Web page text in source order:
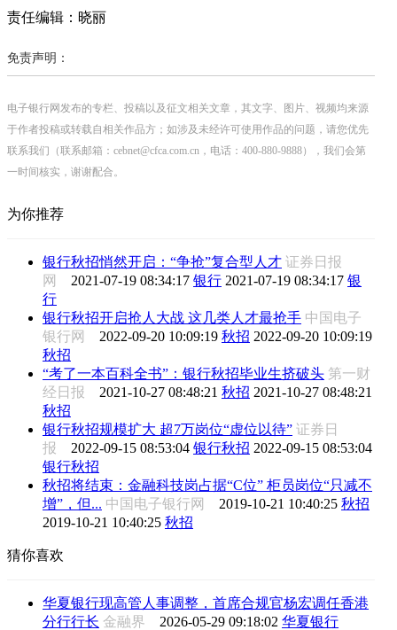
责任编辑：晓丽
免责声明：
电子银行网发布的专栏、投稿以及征文相关文章，其文字、图片、视频均来源
于作者投稿或转载自相关作品方；如涉及未经许可使用作品的问题，请您优先
联系我们（联系邮箱：cebnet@cfca.com.cn，电话：400-880-9888），我们会第
一时间核实，谢谢配合。
为你推荐
银行秋招悄然开启：“争抢”复合型人才 证券日报
网 2021-07-19 08:34:17 银行 2021-07-19 08:34:17 银
行
银行秋招开启抢人大战 这几类人才最抢手 中国电子
银行网 2022-09-20 10:09:19 秋招 2022-09-20 10:09:19
秋招
“考了一本百科全书”：银行秋招毕业生挤破头 第一财
经日报 2021-10-27 08:48:21 秋招 2021-10-27 08:48:21
秋招
银行秋招规模扩大 超7万岗位“虚位以待” 证券日
报 2022-09-15 08:53:04 银行秋招 2022-09-15 08:53:04
银行秋招
秋招将结束：金融科技岗占据“C位” 柜员岗位“只减不
增”，但... 中国电子银行网 2019-10-21 10:40:25 秋招
2019-10-21 10:40:25 秋招
猜你喜欢
华夏银行现高管人事调整，首席合规官杨宏调任香港
分行行长 金融界 2026-05-29 09:18:02 华夏银行